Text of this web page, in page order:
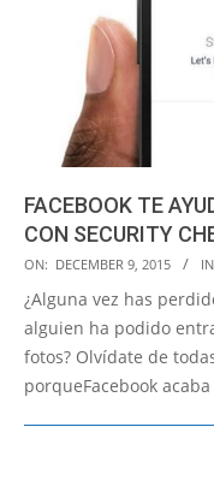
FACEBOOK TE
CON SECURITY
2015-
12-
09
ON: DECEMBER 9, 2015
¿Alguna vez has
alguien ha podido
fotos? Olvídate de
porqueFacebook